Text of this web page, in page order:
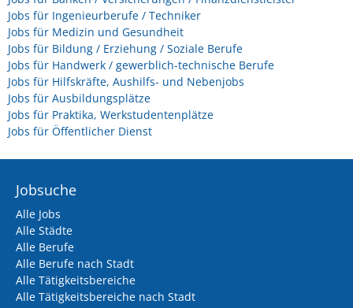
Jobs für Ingenieurberufe / Techniker
Jobs für Medizin und Gesundheit
Jobs für Bildung / Erziehung / Soziale Berufe
Jobs für Handwerk / gewerblich-technische Berufe
Jobs für Hilfskräfte, Aushilfs- und Nebenjobs
Jobs für Ausbildungsplätze
Jobs für Praktika, Werkstudentenplätze
Jobs für Öffentlicher Dienst
Jobsuche
Alle Jobs
Alle Städte
Alle Berufe
Alle Berufe nach Stadt
Alle Tätigkeitsbereiche
Alle Tätigkeitsbereiche nach Stadt